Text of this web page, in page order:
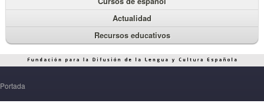
Actualidad
Recursos educativos
Portada